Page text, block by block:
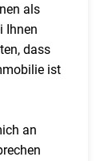
als
Ihnen
dass
ist
an